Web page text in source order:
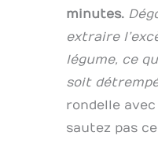
minutes.
extraire
légume, ce
soit
rondelle
sautez pas